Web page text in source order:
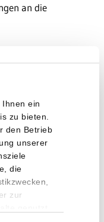
ein
zu bieten.
den Betrieb
unserer
die
zur
an die
dokumentiert
Abfallmengen
an und welchem
werden?
Digital